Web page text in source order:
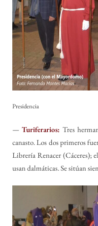
Presidencia
—Turiferarios: Tres
canasto. Los dos primeros
Librería Renacer (Cáceres);
usan dalmáticas. Se sitúan